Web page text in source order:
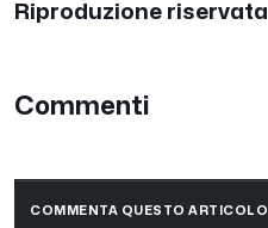
Riproduzione riservata
Commenti
COMMENTA QUESTO ARTICOLO